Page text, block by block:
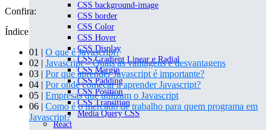
CSS background-image
CSS border
CSS Color
CSS Hover
CSS Display
CSS Gradient Linear e Radial
CSS Margin
CSS Padding
CSS Position
CSS Transition
Media Query CSS
React
Confira:
Índice
01 | O que é Javascript?
02 | Javascript – Quais as vantagens e desvantagens
03 | Por que aprender Javascript é importante?
04 | Por onde começar a aprender Javascript?
05 | Empresas que utilizam o Javascript
06 | Como é o mercado de trabalho para quem programa em
Javascript?